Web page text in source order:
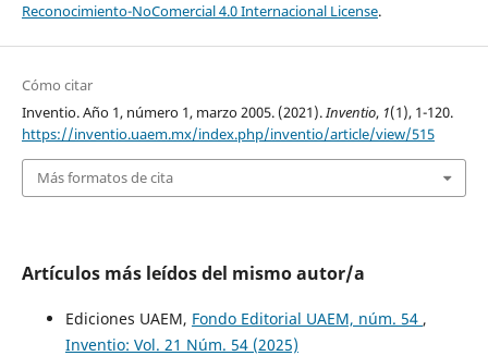
Reconocimiento-NoComercial 4.0 Internacional License.
Cómo citar
Inventio. Año 1, número 1, marzo 2005. (2021).Inventio, 1(1), 1-120.
https://inventio.uaem.mx/index.php/inventio/article/view/515
Más formatos de cita
Artículos más leídos del mismo autor/a
Ediciones UAEM, Fondo Editorial UAEM, núm. 54 ,
Inventio: Vol. 21 Núm. 54 (2025)